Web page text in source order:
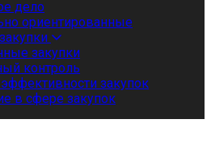
дело
ориентированные
закупки
контроль
закупок
в сфере закупок